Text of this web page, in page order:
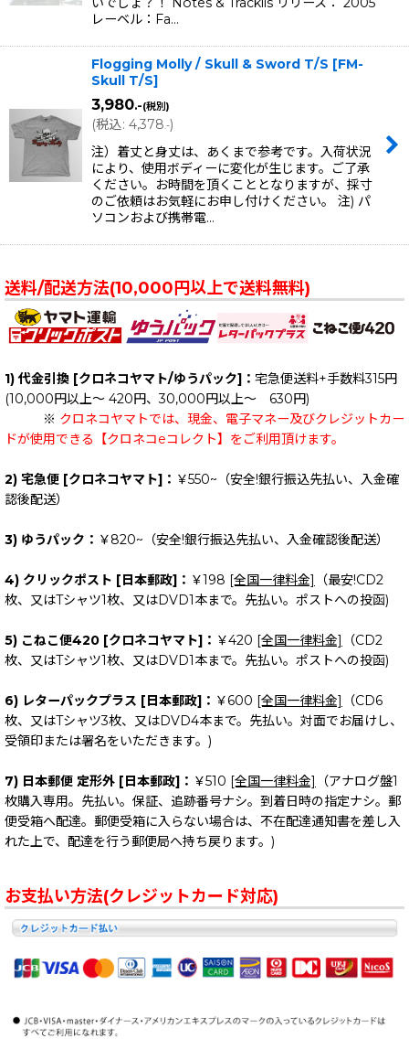
レーベル：Fa…
Flogging Molly / Skull & Sword T/S [FM-
Skull T/S]
3,980.-(税別)
(税込: 4,378.-)
注）着丈と身丈は、あくまで参考です。入荷状況
により、使用ボディーに変化が生じます。ご了承
ください。お時間を頂くこととなりますが、採寸
のご依頼はお気軽にお申し付けください。 注) パ
ソコンおよび携帯電…
送料/配送方法(10,000円以上で送料無料)
1) 代金引換 [クロネコヤマト/ゆうパック]： 宅急便送料+手数料315円
(10,000円以上～ 420円、30,000円以上～ 630円)
※ クロネコヤマトでは、現金、電子マネー及びクレジットカー
ドが使用できる【クロネコeコレクト】をご利用頂けます。
2) 宅急便 [クロネコヤマト]： ￥550~（安全!銀行振込先払い、入金確
認後配送）
3) ゆうパック： ￥820~（安全!銀行振込先払い、入金確認後配送）
4) クリックポスト [日本郵政]： ￥198 [全国一律料金]
（最安!CD2
枚、又はTシャツ1枚、又はDVD1本まで。先払い。ポストへの投函)
5) こねこ便420 [クロネコヤマト]： ￥420 [全国一律料金]
（CD2
枚、又はTシャツ1枚、又はDVD1本まで。先払い。ポストへの投函)
6) レターパックプラス [日本郵政]： ￥600 [全国一律料金]
（CD6
枚、又はTシャツ3枚、又はDVD4本まで。先払い。対面でお届けし、
受領印または署名をいただきます。)
7) 日本郵便 定形外 [日本郵政]： ￥510 [全国一律料金]
（アナログ盤1
枚購入専用。先払い。保証、追跡番号ナシ。到着日時の指定ナシ。郵
便受箱へ配達。郵便受箱に入らない場合は、不在配達通知書を差し入
れた上で、配達を行う郵便局へ持ち戻ります。)
お支払い方法(クレジットカード対応)